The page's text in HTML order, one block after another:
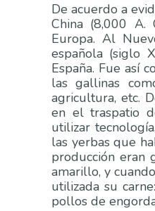
De acuerdo a
China (8,000 A.
Europa. Al
española (siglo
España. Fue así
las gallinas
agricultura, etc.
en el traspatio
utilizar
las yerbas que
producción eran
amarillo, y
utilizada su
pollos de